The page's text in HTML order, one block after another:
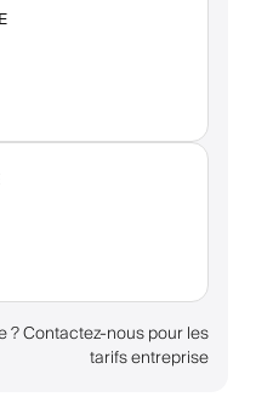
? Contactez-nous pour les
tarifs entreprise